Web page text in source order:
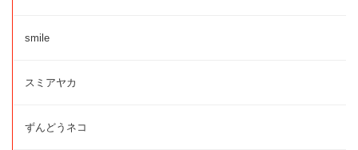
smile
スミアヤカ
ずんどうネコ